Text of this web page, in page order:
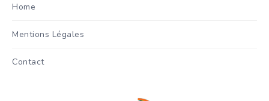
Home
Mentions Légales
Contact